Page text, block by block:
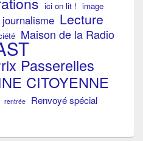
ici on lit ! image
journalisme Lecture
Maison de la Radio
Passerelles
CITOYENNE
rentrée Renvoyé spécial